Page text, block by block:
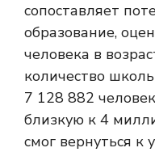
сопоставляет
образование,
человека в
количество
7 128 882
близкую к 4
смог вернуться к